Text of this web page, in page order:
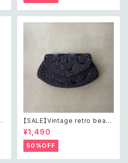
ツ XXL
【SALE】Vintage retro bead
s embroidery navy blue po
uch レトロ ヴィンテージ ホワイ
ト ビーズ刺繍 ネイビー 紺色 ポ
ーチ
¥1,490
50%OFF